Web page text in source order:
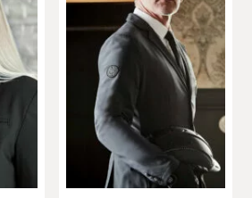
varianter.
alternativen
på